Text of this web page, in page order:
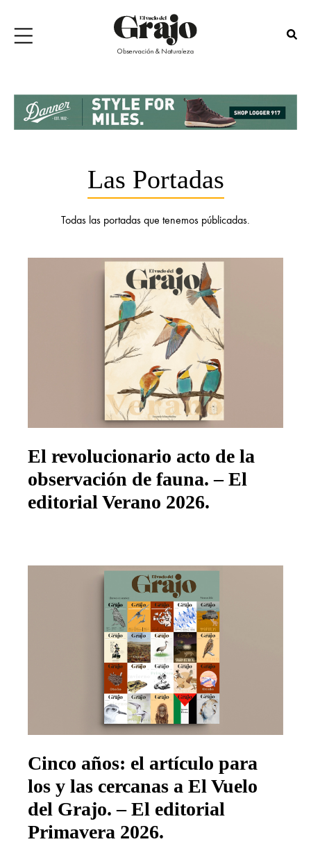
Las Portadas
Todas las portadas que tenemos públicadas.
El revolucionario acto de la
observación de fauna. – El
editorial Verano 2026.
Cinco años: el artículo para
los y las cercanas a El Vuelo
del Grajo. – El editorial
Primavera 2026.